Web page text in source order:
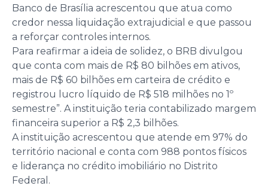
Banco de Brasília acrescentou que atua como
credor nessa liquidação extrajudicial e que passou
a reforçar controles internos.
Para reafirmar a ideia de solidez, o BRB divulgou
que conta com mais de R$ 80 bilhões em ativos,
mais de R$ 60 bilhões em carteira de crédito e
registrou lucro líquido de R$ 518 milhões no 1º
semestre”. A instituição teria contabilizado margem
financeira superior a R$ 2,3 bilhões.
A instituição acrescentou que atende em 97% do
território nacional e conta com 988 pontos físicos
e liderança no crédito imobiliário no Distrito
Federal.